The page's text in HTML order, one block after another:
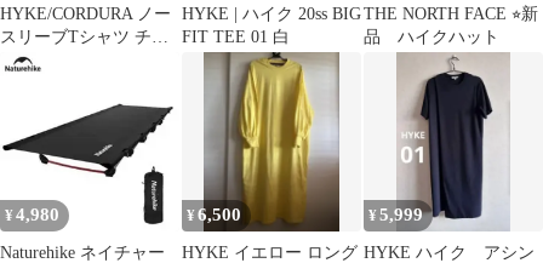
HYKE/CORDURA ノー
スリーブTシャツ チャ
コール 01
HYKE | ハイク 20ss BIG
FIT TEE 01 白
THE NORTH FACE ⭐︎新
品 ハイクハット
¥ 4,980
Naturehike ネイチャー
¥6,500
HYKE イエロー ロング
¥5,999
HYKE ハイク アシン